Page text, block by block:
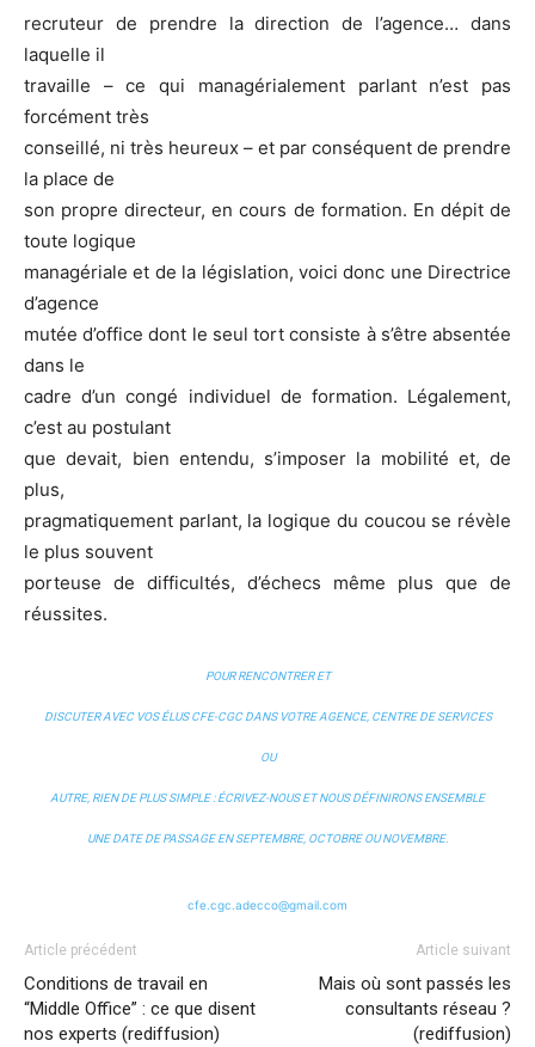
recruteur de prendre la direction de l’agence… dans
laquelle il
travaille – ce qui managérialement parlant n’est pas
forcément très
conseillé, ni très heureux – et par conséquent de prendre
la place de
son propre directeur, en cours de formation. En dépit de
toute logique
managériale et de la législation, voici donc une Directrice
d’agence
mutée d’office dont le seul tort consiste à s’être absentée
dans le
cadre d’un congé individuel de formation. Légalement,
c’est au postulant
que devait, bien entendu, s’imposer la mobilité et, de
plus,
pragmatiquement parlant, la logique du coucou se révèle
le plus souvent
porteuse de difficultés, d’échecs même plus que de
réussites.
POUR RENCONTRER ET
DISCUTER AVEC VOS ÉLUS CFE-CGC DANS VOTRE AGENCE, CENTRE DE SERVICES
OU
AUTRE, RIEN DE PLUS SIMPLE : ÉCRIVEZ-NOUS ET NOUS DÉFINIRONS ENSEMBLE
UNE DATE DE PASSAGE EN SEPTEMBRE, OCTOBRE OU NOVEMBRE.
cfe.cgc.adecco@gmail.com
Article précédent
Conditions de travail en
“Middle Office” : ce que disent
nos experts (rediffusion)
Article suivant
Mais où sont passés les
consultants réseau ?
(rediffusion)